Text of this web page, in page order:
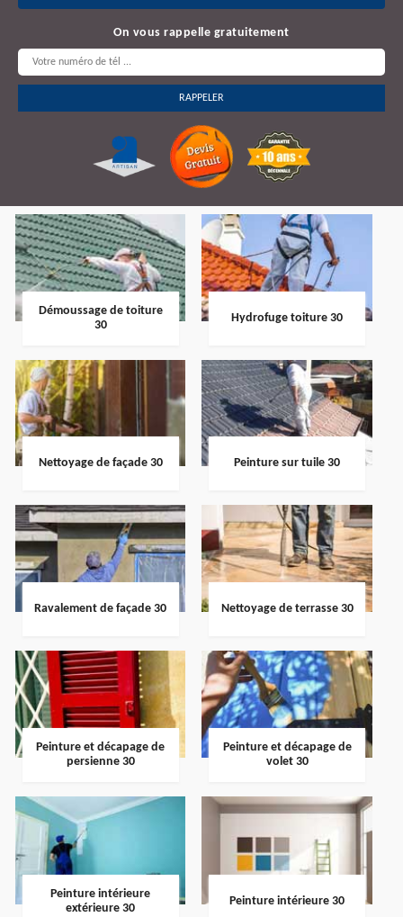
On vous rappelle gratuitement
Démoussage de toiture
30
Hydrofuge toiture 30
Nettoyage de façade 30 Peinture sur tuile 30
Ravalement de façade 30 Nettoyage de terrasse 30
Peinture et décapage de
persienne 30
Peinture et décapage de
volet 30
Peinture intérieure
extérieure 30
Peinture intérieure 30